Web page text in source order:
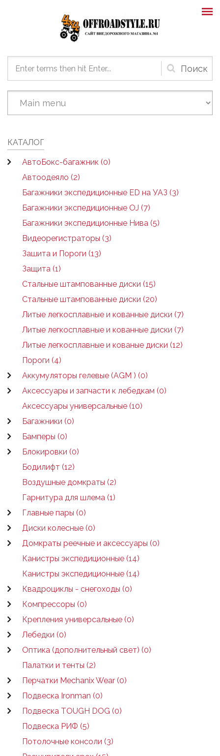
Форма
поиска
КАТАЛОГ
АвтоБокс-багажник (0)
Автоодеяло (2)
Багажники экспедиционные ED на УАЗ (3)
Багажники экспедиционные OJ (7)
Багажники экспедиционные Нива (5)
Видеорегистраторы (3)
Зашита и Пороги (13)
Защита (1)
Стальные штампованные диски (15)
Стальные штампованные диски (20)
Литые легкосплавные и кованные диски (7)
Литые легкосплавные и кованные диски (7)
Литые легкосплавные и кованые диски (12)
Пороги (4)
Аккумуляторы гелевые (AGM ) (0)
Аксессуары и запчасти к лебедкам (0)
Аксессуары универсальные (10)
Багажники (0)
Бамперы (0)
Блокировки (0)
Бодилифт (12)
Воздушные домкраты (2)
Гарнитура для шлема (1)
Главные пары (0)
Диски колесные (0)
Домкраты реечные и аксессуары (0)
Канистры экспедиционные (14)
Канистры экспедиционные (14)
Квадроциклы - снегоходы (0)
Компрессоры (0)
Крепления универсальные (0)
Лебедки (0)
Оптика (дополнительный свет) (0)
Палатки и тенты (2)
Перчатки Mechanix Wear (0)
Подвеска Ironman (0)
Подвеска TOUGH DOG (0)
Подвеска РИФ (5)
Потолочные консоли (3)